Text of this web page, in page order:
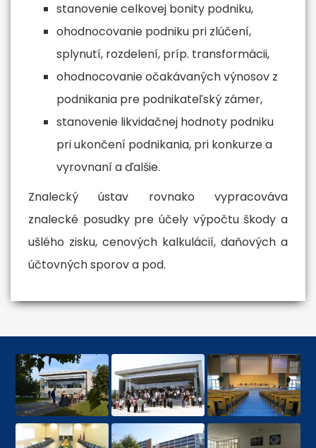
stanovenie celkovej bonity podniku,
ohodnocovanie podniku pri zlúčení,
splynutí, rozdelení, príp. transformácii,
ohodnocovanie očakávaných výnosov z
podnikania pre podnikateľský zámer,
stanovenie likvidačnej hodnoty podniku
pri ukončení podnikania, pri konkurze a
vyrovnaní a ďalšie.
Znalecký ústav rovnako vypracováva
znalecké posudky pre účely výpočtu škody a
ušlého zisku, cenových kalkulácií, daňových a
účtovných sporov a pod.